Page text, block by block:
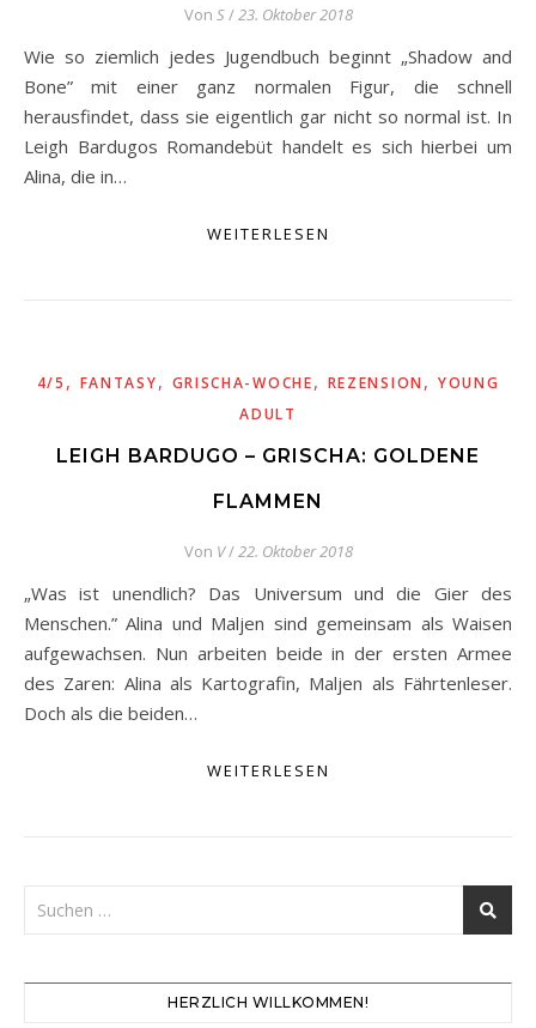
Von S/23. Oktober 2018
Wie so ziemlich jedes Jugendbuch beginnt „Shadow and
Bone” mit einer ganz normalen Figur, die schnell
herausfindet, dass sie eigentlich gar nicht so normal ist. In
Leigh Bardugos Romandebüt handelt es sich hierbei um
Alina, die in…
WEITERLESEN
4/5 , FANTASY, GRISCHA-WOCHE, REZENSION , YOUNG
ADULT
LEIGH BARDUGO – GRISCHA: GOLDENE
FLAMMEN
Von V/22. Oktober 2018
„Was ist unendlich? Das Universum und die Gier des
Menschen.” Alina und Maljen sind gemeinsam als Waisen
aufgewachsen. Nun arbeiten beide in der ersten Armee
des Zaren: Alina als Kartografin, Maljen als Fährtenleser.
Doch als die beiden…
WEITERLESEN
HERZLICH WILLKOMMEN!